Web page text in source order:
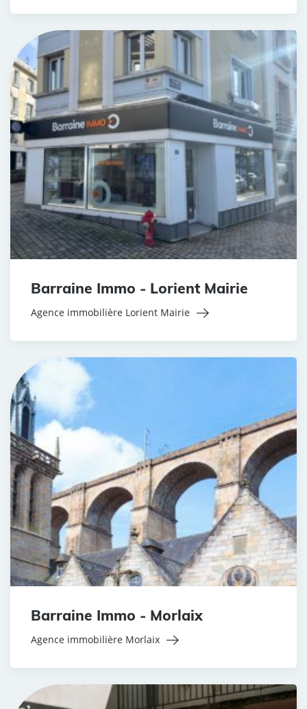
Barraine Immo - Lorient Mairie
Agence immobilière Lorient Mairie
Barraine Immo - Morlaix
Agence immobilière Morlaix